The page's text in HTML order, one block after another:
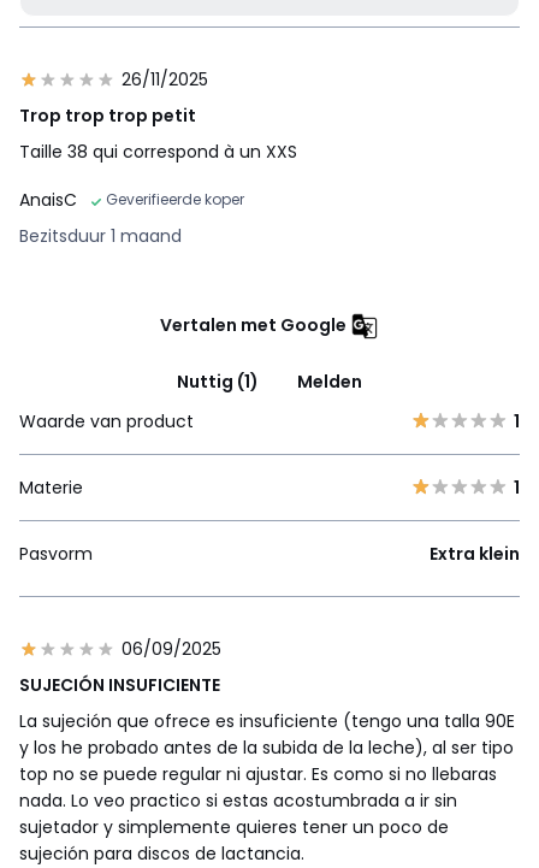
26/11/2025
Trop trop trop petit
Taille 38 qui correspond à un XXS
AnaisC
Geverifieerde koper
Bezitsduur 1 maand
Vertalen met Google
Nuttig (1)
Melden
Waarde van product
1
Materie 1
Pasvorm Extra klein
06/09/2025
SUJECIÓN INSUFICIENTE
La sujeción que ofrece es insuficiente (tengo una talla 90E
y los he probado antes de la subida de la leche), al ser tipo
top no se puede regular ni ajustar. Es como si no llebaras
nada. Lo veo practico si estas acostumbrada a ir sin
sujetador y simplemente quieres tener un poco de
sujeción para discos de lactancia.